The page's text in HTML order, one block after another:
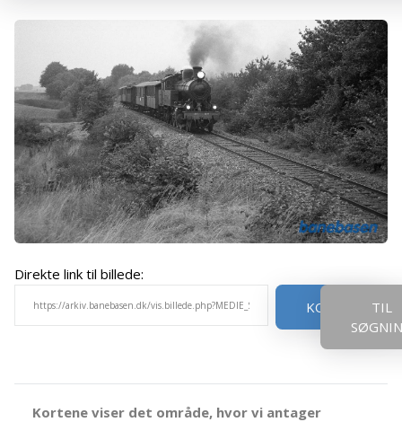
Direkte link til billede:
KOPIER
TIL
Kortene viser det område, hvor vi antager